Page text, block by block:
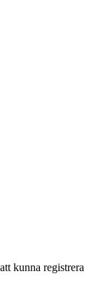
kunna registrera